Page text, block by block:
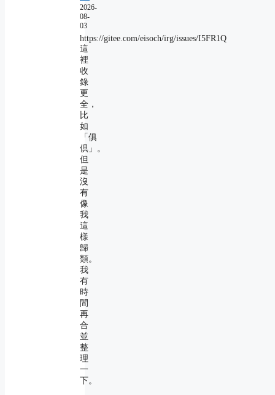
2026-
08-
03
https://gitee.com/eisoch/irg/issues/I5FR1Q
這
裡
收
錄
更
全，
比
如
「俱
倶」。
但
是
沒
有
像
我
這
樣
歸
類。
我
有
時
間
再
合
並
整
理
一
下。